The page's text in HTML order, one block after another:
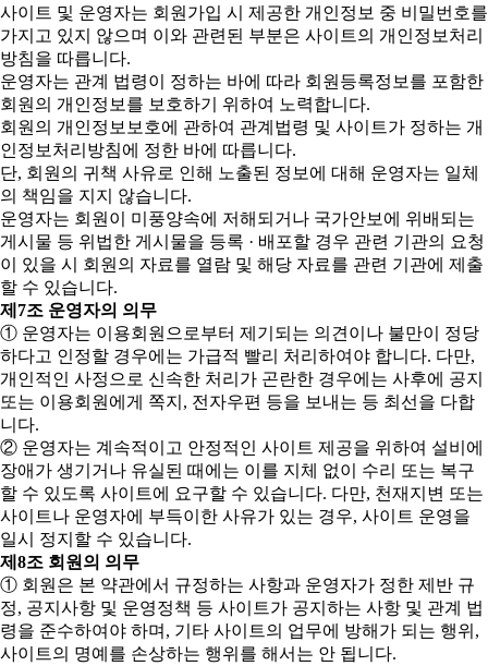
사이트 및 운영자는 회원가입 시 제공한 개인정보 중 비밀번호를
가지고 있지 않으며 이와 관련된 부분은 사이트의 개인정보처리
방침을 따릅니다.
운영자는 관계 법령이 정하는 바에 따라 회원등록정보를 포함한
회원의 개인정보를 보호하기 위하여 노력합니다.
회원의 개인정보보호에 관하여 관계법령 및 사이트가 정하는 개
인정보처리방침에 정한 바에 따릅니다.
단, 회원의 귀책 사유로 인해 노출된 정보에 대해 운영자는 일체
의 책임을 지지 않습니다.
운영자는 회원이 미풍양속에 저해되거나 국가안보에 위배되는
게시물 등 위법한 게시물을 등록 · 배포할 경우 관련 기관의 요청
이 있을 시 회원의 자료를 열람 및 해당 자료를 관련 기관에 제출
할 수 있습니다.
제7조 운영자의 의무
① 운영자는 이용회원으로부터 제기되는 의견이나 불만이 정당
하다고 인정할 경우에는 가급적 빨리 처리하여야 합니다. 다만,
개인적인 사정으로 신속한 처리가 곤란한 경우에는 사후에 공지
또는 이용회원에게 쪽지, 전자우편 등을 보내는 등 최선을 다합
니다.
② 운영자는 계속적이고 안정적인 사이트 제공을 위하여 설비에
장애가 생기거나 유실된 때에는 이를 지체 없이 수리 또는 복구
할 수 있도록 사이트에 요구할 수 있습니다. 다만, 천재지변 또는
사이트나 운영자에 부득이한 사유가 있는 경우, 사이트 운영을
일시 정지할 수 있습니다.
제8조 회원의 의무
① 회원은 본 약관에서 규정하는 사항과 운영자가 정한 제반 규
정, 공지사항 및 운영정책 등 사이트가 공지하는 사항 및 관계 법
령을 준수하여야 하며, 기타 사이트의 업무에 방해가 되는 행위,
사이트의 명예를 손상하는 행위를 해서는 안 됩니다.